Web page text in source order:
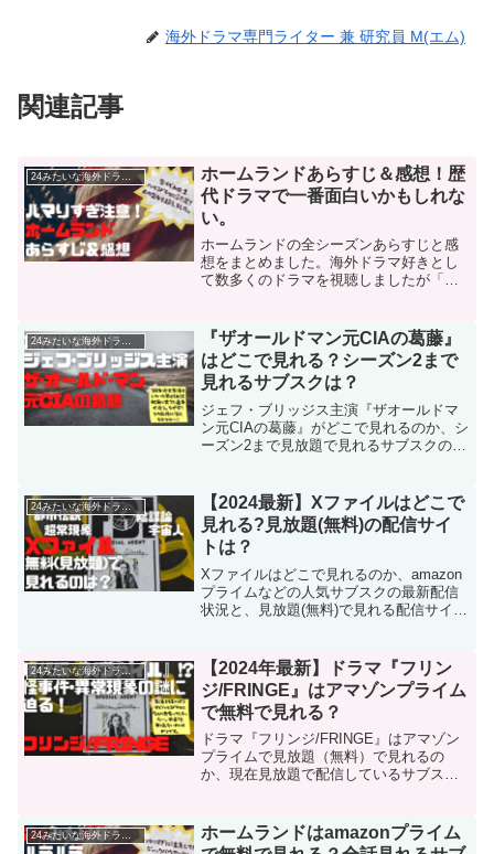
海外ドラマ専門ライター 兼 研究員 M(エム)
関連記事
24みたいな海外ドラマ集
ホームランドあらすじ＆感想！歴
代ドラマで一番面白いかもしれな
い。
ホームランドの全シーズンあらすじと感
想をまとめました。海外ドラマ好きとし
て数多くのドラマを視聴しましたが「こ
マるドラマです。生活に支障がでるほど
一気見してしまいたくなる最高の一作。
24みたいな海外ドラマ集
『ザオールドマン元CIAの葛藤』
はどこで見れる？シーズン2まで
見れるサブスクは？
ジェフ・ブリッジス主演『ザオールドマ
ン元CIAの葛藤』がどこで見れるのか、シ
ーズン2まで見放題で見れるサブスクの最
ーズ化した本作品、周辺情報だけ見ても
面白そう！CIAモノ好きとしては見ないわ
けにはいきません！
24みたいな海外ドラマ集
【2024最新】Xファイルはどこで
見れる?見放題(無料)の配信サイ
トは？
Xファイルはどこで見れるのか、amazon
プライムなどの人気サブスクの最新配信
状況と、見放題(無料)で見れる配信サイト
ろの映像の古さは否めませんが、ストー
リーは今見ても最高に面白い、名作中の
名作海外ドラマ、見ないなんてもったい
ないですよ！
24みたいな海外ドラマ集
【2024年最新】ドラマ『フリン
ジ/FRINGE』はアマゾンプライム
で無料で見れる？
ドラマ『フリンジ/FRINGE』はアマゾン
プライムで見放題（無料）で見れるの
か、現在見放題で配信しているサブスク
た物語。『LOST』のJJエイブラムスが手
掛けるこのドラマは、まさに『Xファイ
24みたいな海外ドラマ集
ホームランドはamazonプライム